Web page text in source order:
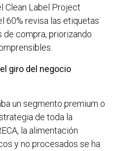
Clean Label Project
60% revisa las etiquetas
compra, priorizando
giro del negocio
un segmento premium o
de toda la
la alimentación
y no procesados se ha